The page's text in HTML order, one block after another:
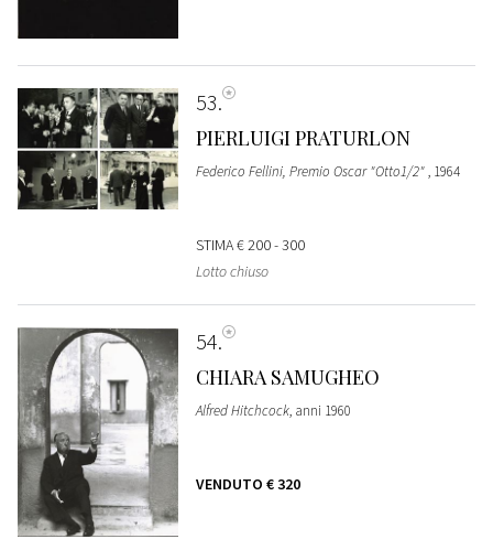
53
PIERLUIGI PRATURLON
Federico Fellini, Premio Oscar "Otto1/2", 1964
STIMA€ 200 - 300
Lotto chiuso
54
CHIARA SAMUGHEO
Alfred Hitchcock, anni 1960
VENDUTO € 320